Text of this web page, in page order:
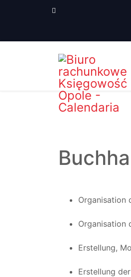
Organisation
Organisation
Erstellung,
Erstellung